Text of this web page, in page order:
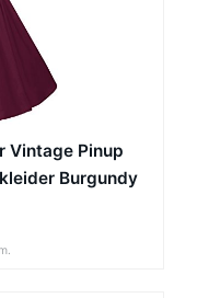
Vintage Pinup
Burgundy